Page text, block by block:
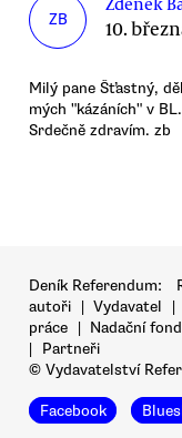
ZB 10.
Milý pane Šťastný,
mých "kázáních" v BL.
Srdečně zdravím. zb
Deník Referendum:
autoři | Vydavatel |
práce | Nadační fond
|
Partneři
© Vydavatelství
Facebook